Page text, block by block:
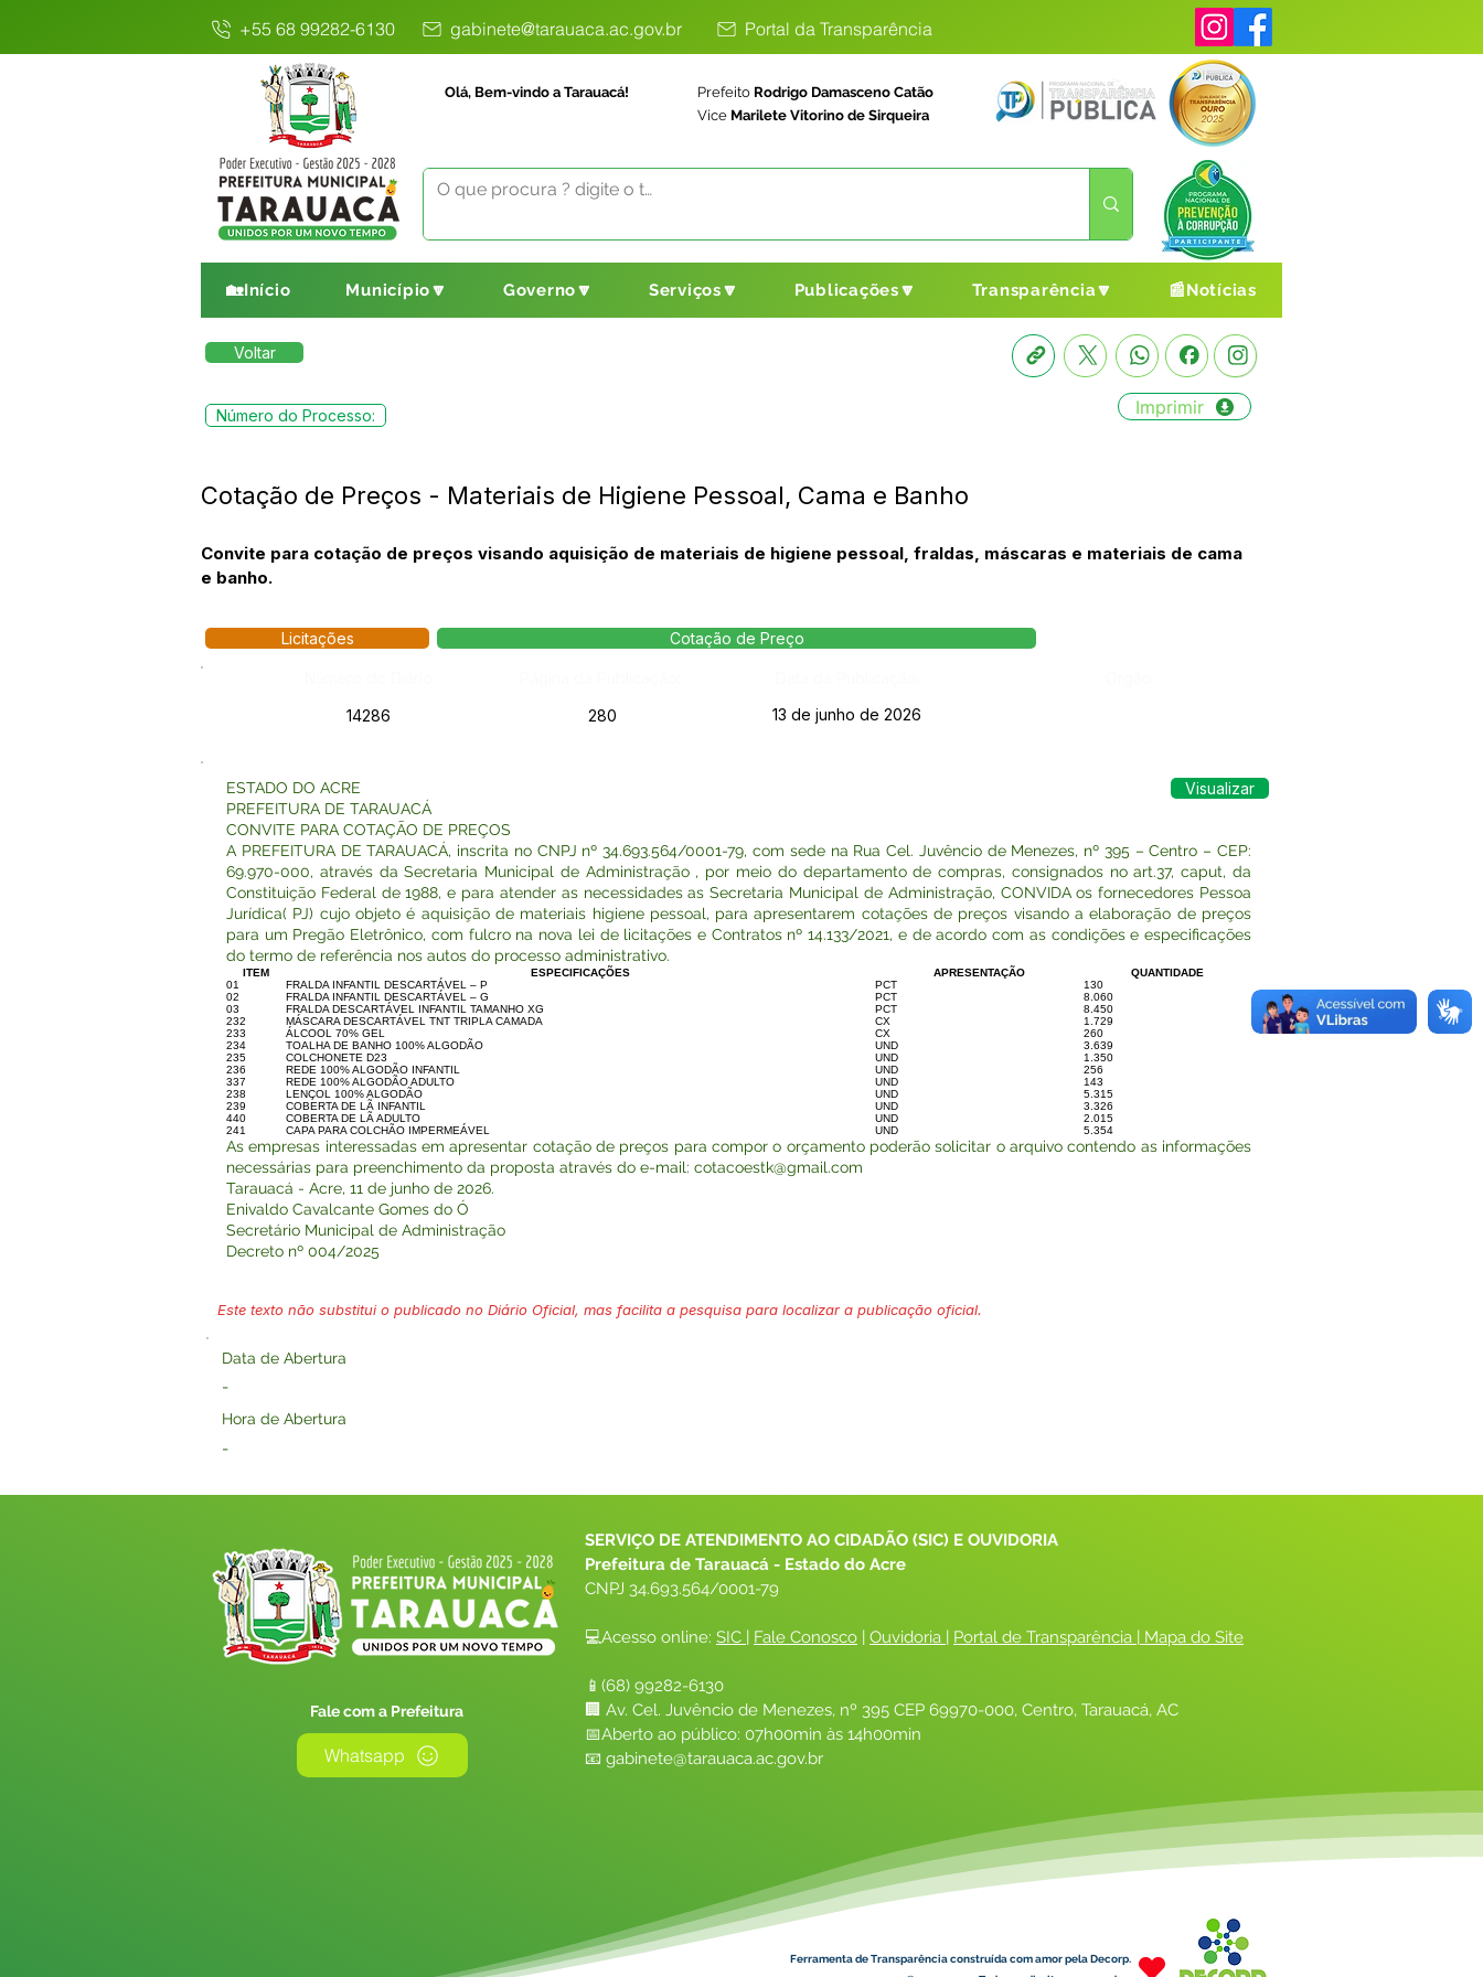
+55 68 99282-6130 gabinete@tarauaca.ac.gov.br Portal da Transparência
Olá, Bem-vindo a Tarauacá! Prefeito Rodrigo Damasceno Catão
Vice Marilete Vitorino de Sirqueira
🏡Início Município🔽 Governo🔽 Serviços🔽 Publicações🔽 Transparência🔽 📰Notícias
Voltar
Número do Processo: Imprimir
Cotação de Preços - Materiais de Higiene Pessoal, Cama e Banho
Convite para cotação de preços visando aquisição de materiais de higiene pessoal, fraldas, máscaras e materiais de cama
e banho.
Licitações Cotação de Preço
14286
280 13 de junho de 2026
ESTADO DO ACRE
PREFEITURA DE TARAUACÁ
CONVITE PARA COTAÇÃO DE PREÇOS
A PREFEITURA DE TARAUACÁ, inscrita no CNPJ nº 34.693.564/0001-79, com sede na Rua Cel. Juvêncio de Menezes, nº 395 – Centro – CEP:
69.970-000, através da Secretaria Municipal de Administração , por meio do departamento de compras, consignados no art.37, caput, da
Constituição Federal de 1988, e para atender as necessidades as Secretaria Municipal de Administração, CONVIDA os fornecedores Pessoa
Jurídica( PJ) cujo objeto é aquisição de materiais higiene pessoal, para apresentarem cotações de preços visando a elaboração de preços
para um Pregão Eletrônico, com fulcro na nova lei de licitações e Contratos nº 14.133/2021, e de acordo com as condições e especificações
do termo de referência nos autos do processo administrativo.
ITEM ESPECIFICAÇÕES APRESENTAÇÃO
QUANTIDADE
01
FRALDA INFANTIL DESCARTÁVEL – P PCT
130
02
FRALDA INFANTIL DESCARTÁVEL – G PCT
8.060
03
FRALDA DESCARTÁVEL INFANTIL TAMANHO XG PCT
8.450
232
MÁSCARA DESCARTÁVEL TNT TRIPLA CAMADA CX
1.729
233
ÁLCOOL 70% GEL CX
260
234
TOALHA DE BANHO 100% ALGODÃO UND
3.639
235
COLCHONETE D23 UND
1.350
236
REDE 100% ALGODÃO INFANTIL UND
256
337
REDE 100% ALGODÃO ADULTO UND
143
238
LENÇOL 100% ALGODÃO UND
5.315
239
COBERTA DE LÃ INFANTIL UND
3.326
440
COBERTA DE LÃ ADULTO UND
2.015
241
CAPA PARA COLCHÃO IMPERMEÁVEL UND 5.354
As empresas interessadas em apresentar cotação de preços para compor o orçamento poderão solicitar o arquivo contendo as informações
necessárias para preenchimento da proposta através do e-mail: cotacoestk@gmail.com
Tarauacá - Acre, 11 de junho de 2026.
Enivaldo Cavalcante Gomes do Ó
Secretário Municipal de Administração
Decreto nº 004/2025
Visualizar
Este texto não substitui o publicado no Diário Oficial, mas facilita a pesquisa para localizar a publicação oficial.
Data de Abertura
-
Hora de Abertura
-
Fale com a Prefeitura
Whatsapp
SERVIÇO DE ATENDIMENTO AO CIDADÃO (SIC) E OUVIDORIA
Prefeitura de Tarauacá - Estado do Acre
CNPJ 34.693.564/0001-79
💻Acesso online: SIC | Fale Conosco | Ouvidoria | Portal de Transparência | Mapa do Site
📱(68) 99282-6130
🏢 Av. Cel. Juvêncio de Menezes, nº 395 CEP 69970-000, Centro, Tarauacá, AC
📅Aberto ao público: 07h00min às 14h00min
📧 gabinete@tarauaca.ac.gov.br
Ferramenta de Transparência construída com amor pela Decorp.